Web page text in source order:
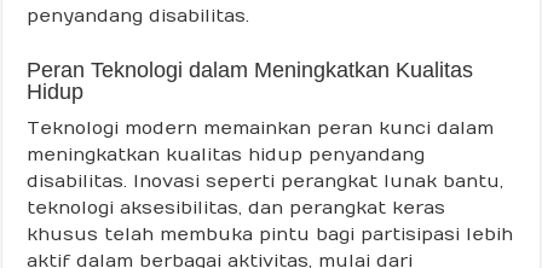
penyandang disabilitas.
Peran Teknologi dalam Meningkatkan Kualitas
Hidup
Teknologi modern memainkan peran kunci dalam
meningkatkan kualitas hidup penyandang
disabilitas. Inovasi seperti perangkat lunak bantu,
teknologi aksesibilitas, dan perangkat keras
khusus telah membuka pintu bagi partisipasi lebih
aktif dalam berbagai aktivitas, mulai dari